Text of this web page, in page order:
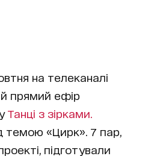
на телеканалі
прямий ефір
Танці з зірками.
темою «Цирк». 7 пар,
підготували